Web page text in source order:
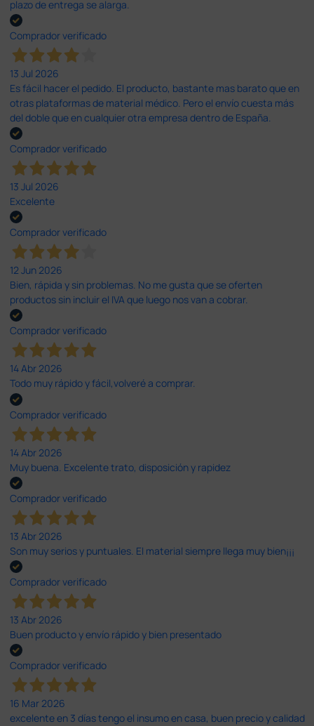
plazo de entrega se alarga.
Comprador verificado
13 Jul 2026
Es fácil hacer el pedido. El producto, bastante mas barato que en
otras plataformas de material médico. Pero el envío cuesta más
del doble que en cualquier otra empresa dentro de España.
Comprador verificado
13 Jul 2026
Excelente
Comprador verificado
12 Jun 2026
Bien, rápida y sin problemas. No me gusta que se oferten
productos sin incluir el IVA que luego nos van a cobrar.
Comprador verificado
14 Abr 2026
Todo muy rápido y fácil,volveré a comprar.
Comprador verificado
14 Abr 2026
Muy buena. Excelente trato, disposición y rapidez
Comprador verificado
13 Abr 2026
Son muy serios y puntuales. El material siempre llega muy bien¡¡¡
Comprador verificado
13 Abr 2026
Buen producto y envío rápido y bien presentado
Comprador verificado
16 Mar 2026
excelente en 3 días tengo el insumo en casa, buen precio y calidad